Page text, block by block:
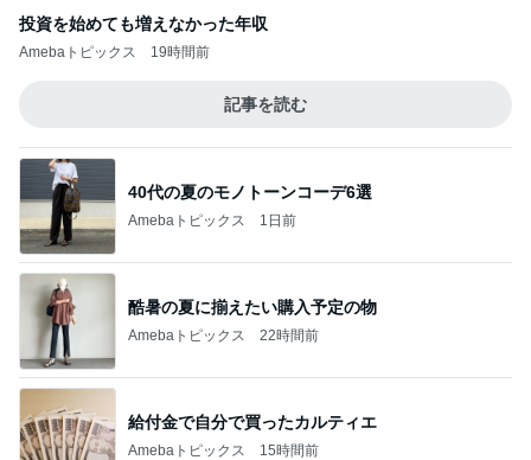
投資を始めても増えなかった年収
Amebaトピックス 19時間前
記事を読む
40代の夏のモノトーンコーデ6選
Amebaトピックス 1日前
酷暑の夏に揃えたい購入予定の物
Amebaトピックス 22時間前
給付金で自分で買ったカルティエ
Amebaトピックス 15時間前